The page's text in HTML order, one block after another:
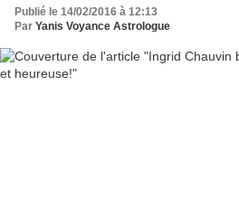
Publié le 14/02/2016 à 12:13
Par Yanis Voyance Astrologue